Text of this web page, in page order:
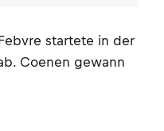
startete in der
Coenen gewann